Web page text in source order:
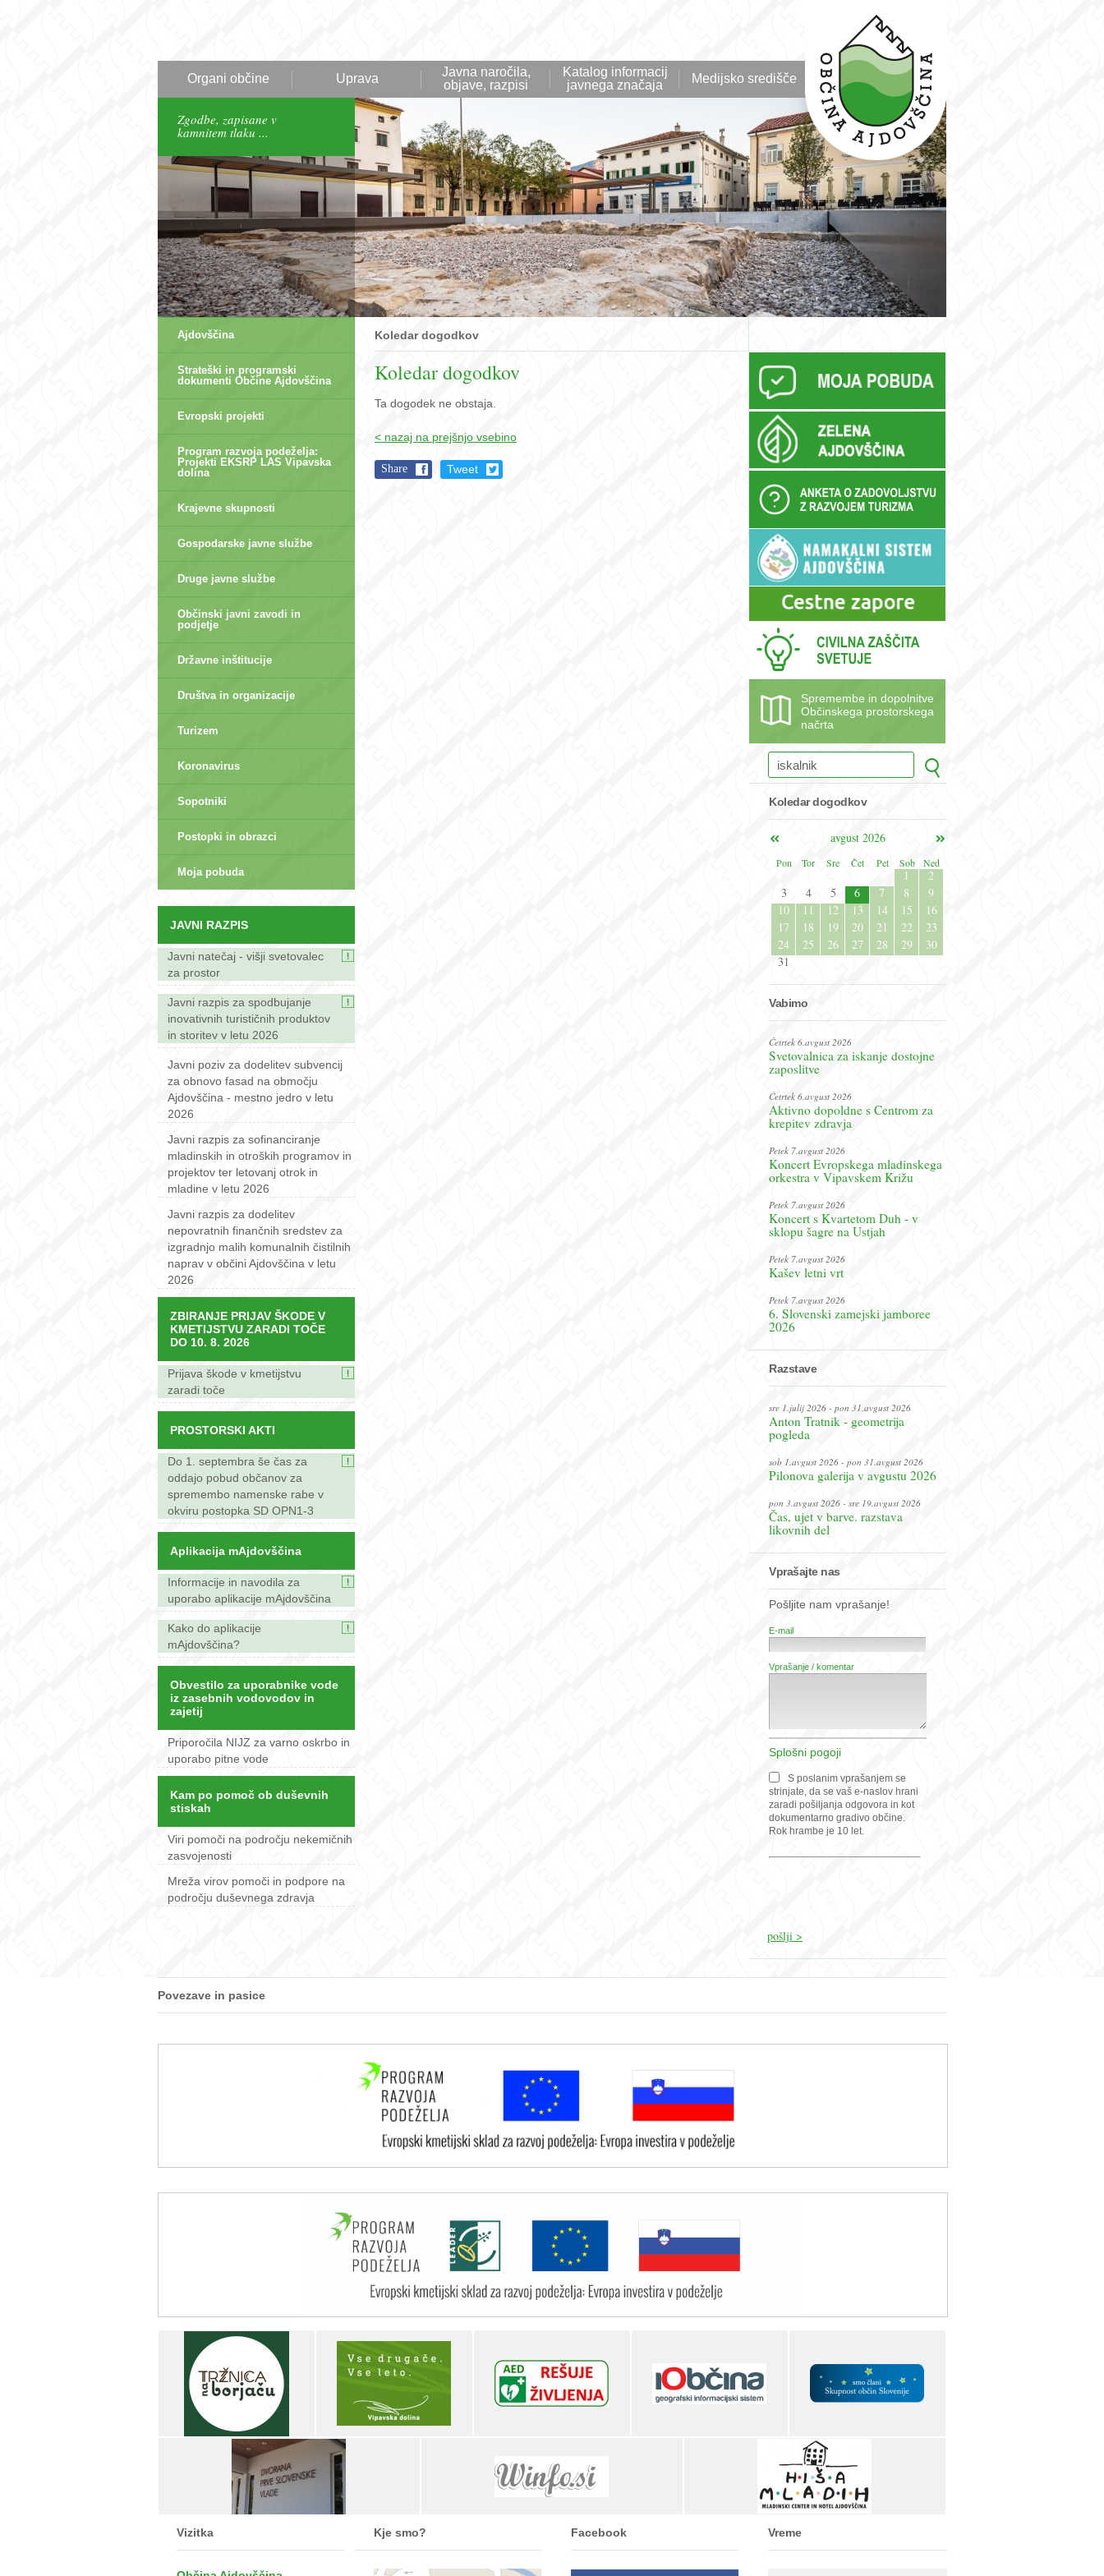
Organi občine Uprava
Javna naročila,
objave, razpisi
Katalog informacij
javnega značaja
Medijsko središče
Zgodbe, zapisane v
kamnitem tlaku ...
Ajdovščina
Strateški in programski
dokumenti Občine Ajdovščina
Evropski projekti
Program razvoja podeželja:
Projekti EKSRP LAS Vipavska
dolina
Krajevne skupnosti
Gospodarske javne službe
Druge javne službe
Občinski javni zavodi in
podjetje
Državne inštitucije
Društva in organizacije
Turizem
Koronavirus
Sopotniki
Postopki in obrazci
Moja pobuda
JAVNI RAZPIS
Javni natečaj - višji svetovalec
za prostor
Javni razpis za spodbujanje
inovativnih turističnih produktov
in storitev v letu 2026
Javni poziv za dodelitev subvencij
za obnovo fasad na območju
Ajdovščina - mestno jedro v letu
2026
Javni razpis za sofinanciranje
mladinskih in otroških programov in
projektov ter letovanj otrok in
mladine v letu 2026
Javni razpis za dodelitev
nepovratnih finančnih sredstev za
izgradnjo malih komunalnih čistilnih
naprav v občini Ajdovščina v letu
2026
ZBIRANJE PRIJAV ŠKODE V
KMETIJSTVU ZARADI TOČE
DO 10. 8. 2026
Prijava škode v kmetijstvu
zaradi toče
PROSTORSKI AKTI
Do 1. septembra še čas za
oddajo pobud občanov za
spremembo namenske rabe v
okviru postopka SD OPN1-3
Aplikacija mAjdovščina
Informacije in navodila za
uporabo aplikacije mAjdovščina
Kako do aplikacije
mAjdovščina?
Obvestilo za uporabnike vode
iz zasebnih vodovodov in
zajetij
Priporočila NIJZ za varno oskrbo in
uporabo pitne vode
Kam po pomoč ob duševnih
stiskah
Viri pomoči na področju nekemičnih
zasvojenosti
Mreža virov pomoči in podpore na
področju duševnega zdravja
Koledar dogodkov
Koledar dogodkov
Ta dogodek ne obstaja.
< nazaj na prejšnjo vsebino
Share Tweet
Spremembe in dopolnitve
Občinskega prostorskega
načrta
Koledar dogodkov
avgust 2026
Pon
Tor Sre Čet Pet Sob Ned
1
2
3
4 5 6 7 8
9
10
11 12 13 14 15
16
17
18 19 20 21 22
23
24
25 26 27 28 29
30
31
Vabimo
Četrtek 6.avgust 2026
Svetovalnica za iskanje dostojne
zaposlitve
Četrtek 6.avgust 2026
Aktivno dopoldne s Centrom za
krepitev zdravja
Petek 7.avgust 2026
Koncert Evropskega mladinskega
orkestra v Vipavskem Križu
Petek 7.avgust 2026
Koncert s Kvartetom Duh - v
sklopu šagre na Ustjah
Petek 7.avgust 2026
Kašev letni vrt
Petek 7.avgust 2026
6. Slovenski zamejski jamboree
2026
Razstave
sre 1.julij 2026 - pon 31.avgust 2026
Anton Tratnik - geometrija
pogleda
sob 1.avgust 2026 - pon 31.avgust 2026
Pilonova galerija v avgustu 2026
pon 3.avgust 2026 - sre 19.avgust 2026
Čas, ujet v barve. razstava
likovnih del
Vprašajte nas
Pošljite nam vprašanje!
E-mail
Vprašanje / komentar
Splošni pogoji
S poslanim vprašanjem se
strinjate, da se vaš e-naslov hrani
zaradi pošiljanja odgovora in kot
dokumentarno gradivo občine.
Rok hrambe je 10 let.
Povezave in pasice
Vizitka Kje smo? Facebook Vreme